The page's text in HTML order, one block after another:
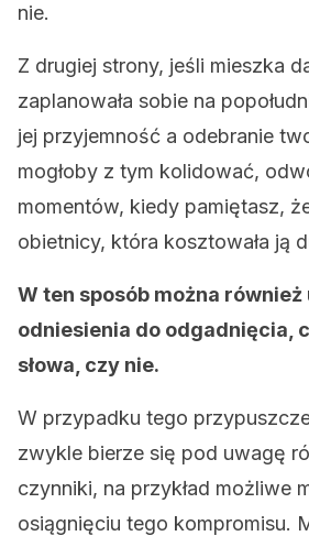
nie.
Z drugiej strony, jeśli mieszka
zaplanowała sobie na
jej przyjemność a odebranie
mogłoby z tym kolidować,
momentów, kiedy pamiętasz,
obietnicy, która kosztowała ją
W ten sposób można
odniesienia do odgadnięcia,
słowa, czy nie.
W przypadku tego
zwykle bierze się pod uwagę
czynniki, na przykład możliwe
osiągnięciu tego kompromisu.